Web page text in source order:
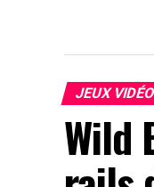
JEUX VIDÉO
Wild